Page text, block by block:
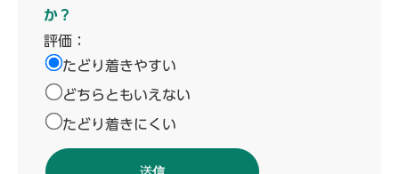
か？
評価：
たどり着きやすい
どちらともいえない
たどり着きにくい